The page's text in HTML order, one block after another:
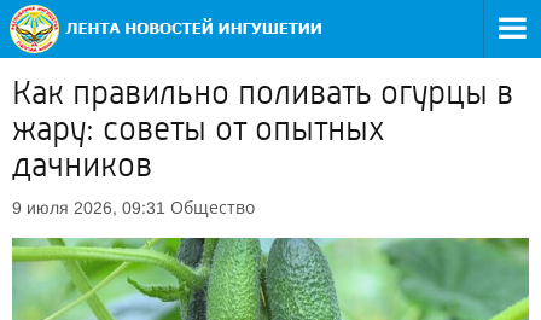
Как правильно поливать огурцы в
жару: советы от опытных
дачников
9 июля 2026, 09:31 Общество